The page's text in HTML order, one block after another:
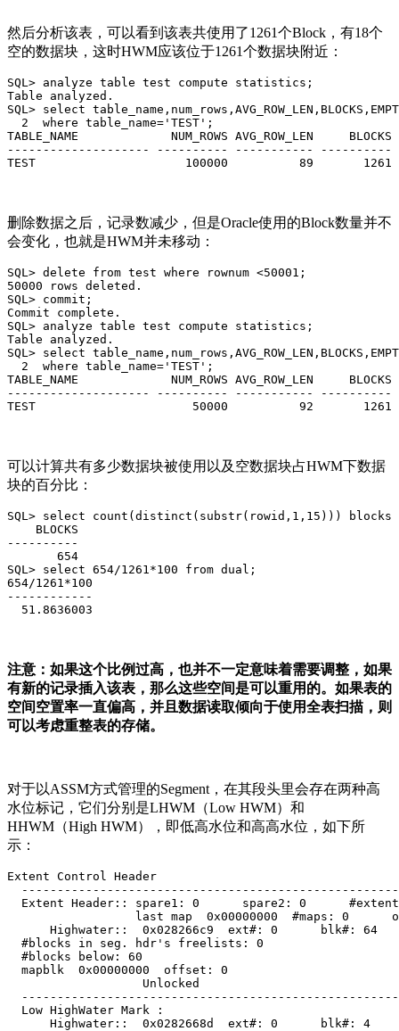
然后分析该表，可以看到该表共使用了1261个Block，有18个
空的数据块，这时HWM应该位于1261个数据块附近：
SQL> analyze table test compute statistics;
Table analyzed.
SQL> select
2  where table_name='TEST';
TABLE_NAME             NUM_ROWS AVG_ROW_LEN     BLOCKS
-------------------- ---------- ----------- ----------
TEST                     100000          89       1261
删除数据之后，记录数减少，但是Oracle使用的Block数量并不
会变化，也就是HWM并未移动：
SQL> delete from test where rownum <50001;
50000 rows deleted.
SQL> commit;
Commit complete.
SQL> analyze table test compute statistics;
Table analyzed.
SQL> select
2  where table_name='TEST';
TABLE_NAME             NUM_ROWS AVG_ROW_LEN     BLOCKS
-------------------- ---------- ----------- ----------
TEST                      50000          92       1261
可以计算共有多少数据块被使用以及空数据块占HWM下数据
块的百分比：
SQL> select count(distinct(substr(rowid,1,15))) blocks
BLOCKS
----------
654
SQL> select 654/1261*100 from dual;
654/1261*100
------------
51.8636003
注意：如果这个比例过高，也并不一定意味着需要调整，如果
有新的记录插入该表，那么这些空间是可以重用的。如果表的
空间空置率一直偏高，并且数据读取倾向于使用全表扫描，则
可以考虑重整表的存储。
对于以ASSM方式管理的Segment，在其段头里会存在两种高
水位标记，它们分别是LHWM（Low HWM）和
HHWM（High HWM），即低高水位和高高水位，如下所
示：
Extent Control Header
Extent Header:: spare1: 0      spare2: 0
last map  0x00000000  #maps: 0
Highwater::  0x028266c9  ext#: 0      blk#: 64
#blocks in seg. hdr's freelists: 0
#blocks below: 60
mapblk  0x00000000  offset: 0
Unlocked
Low HighWater Mark :
Highwater::  0x0282668d  ext#: 0      blk#: 4